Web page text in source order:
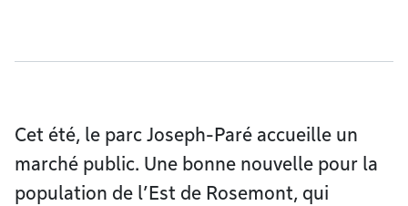
Cet été, le parc Joseph-Paré accueille un
marché public. Une bonne nouvelle pour la
population de l’Est de Rosemont, qui